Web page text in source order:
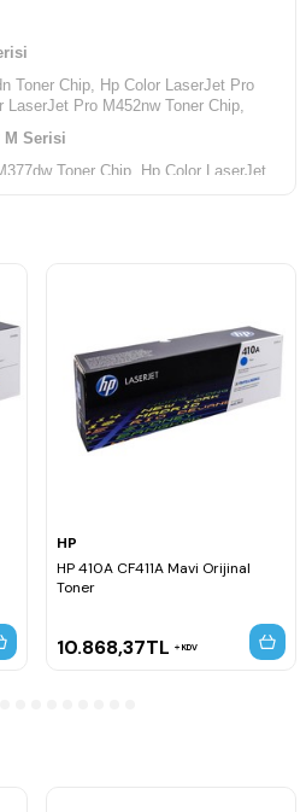
Toner Chip, Hp Color LaserJet Pro
LaserJet Pro M452nw Toner Chip,
M Serisi
Toner Chip, Hp Color LaserJet
Toner Chip,
HP
HP 410A CF411A Mavi Orijinal
Toner
10.868,37TL KDV